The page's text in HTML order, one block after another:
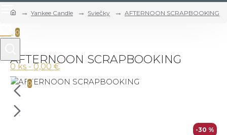
0
0 ks - 0,00 €
0
Yankee Candle Sviečky AFTERNOON SCRAPBOOKING
AFTERNOON SCRAPBOOKING
-30 %